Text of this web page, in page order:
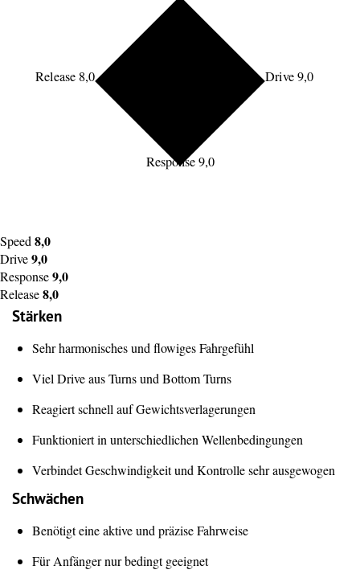
Drive 9,0
Response 9,0
Release 8,0
Speed8,0
Drive9,0
Response9,0
Release8,0
Stärken
Sehr harmonisches und flowiges Fahrgefühl
Viel Drive aus Turns und Bottom Turns
Reagiert schnell auf Gewichtsverlagerungen
Funktioniert in unterschiedlichen Wellenbedingungen
Verbindet Geschwindigkeit und Kontrolle sehr ausgewogen
Schwächen
Benötigt eine aktive und präzise Fahrweise
Für Anfänger nur bedingt geeignet